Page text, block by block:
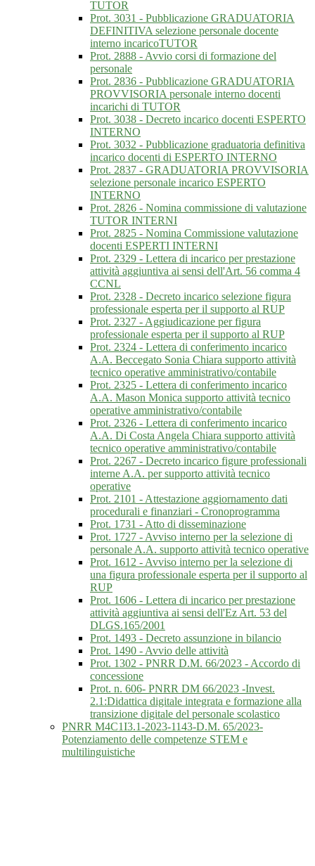
TUTOR
Prot. 3031 - Pubblicazione GRADUATORIA
DEFINITIVA selezione personale docente
interno incaricoTUTOR
Prot. 2888 - Avvio corsi di formazione del
personale
Prot. 2836 - Pubblicazione GRADUATORIA
PROVVISORIA personale interno docenti
incarichi di TUTOR
Prot. 3038 - Decreto incarico docenti ESPERTO
INTERNO
Prot. 3032 - Pubblicazione graduatoria definitiva
incarico docenti di ESPERTO INTERNO
Prot. 2837 - GRADUATORIA PROVVISORIA
selezione personale incarico ESPERTO
INTERNO
Prot. 2826 - Nomina commissione di valutazione
TUTOR INTERNI
Prot. 2825 - Nomina Commissione valutazione
docenti ESPERTI INTERNI
Prot. 2329 - Lettera di incarico per prestazione
attività aggiuntiva ai sensi dell'Art. 56 comma 4
CCNL
Prot. 2328 - Decreto incarico selezione figura
professionale esperta per il supporto al RUP
Prot. 2327 - Aggiudicazione per figura
professionale esperta per il supporto al RUP
Prot. 2324 - Lettera di conferimento incarico
A.A. Beccegato Sonia Chiara supporto attività
tecnico operative amministrativo/contabile
Prot. 2325 - Lettera di conferimento incarico
A.A. Mason Monica supporto attività tecnico
operative amministrativo/contabile
Prot. 2326 - Lettera di conferimento incarico
A.A. Di Costa Angela Chiara supporto attività
tecnico operative amministrativo/contabile
Prot. 2267 - Decreto incarico figure professionali
interne A.A. per supporto attività tecnico
operative
Prot. 2101 - Attestazione aggiornamento dati
procedurali e finanziari - Cronoprogramma
Prot. 1731 - Atto di disseminazione
Prot. 1727 - Avviso interno per la selezione di
personale A.A. supporto attività tecnico operative
Prot. 1612 - Avviso interno per la selezione di
una figura professionale esperta per il supporto al
RUP
Prot. 1606 - Lettera di incarico per prestazione
attività aggiuntiva ai sensi dell'Ez Art. 53 del
DLGS.165/2001
Prot. 1493 - Decreto assunzione in bilancio
Prot. 1490 - Avvio delle attività
Prot. 1302 - PNRR D.M. 66/2023 - Accordo di
concessione
Prot. n. 606- PNRR DM 66/2023 -Invest.
2.1:Didattica digitale integrata e formazione alla
transizione digitale del personale scolastico
PNRR M4C1I3.1-2023-1143-D.M. 65/2023-
Potenziamento delle competenze STEM e
multilinguistiche